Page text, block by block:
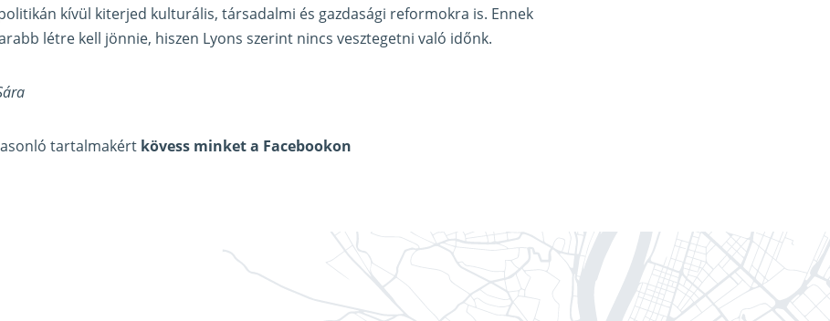
kívül kiterjed kulturális, társadalmi és gazdasági reformokra is. Ennek
létre kell jönnie, hiszen Lyons szerint nincs vesztegetni való időnk.
tartalmakért kövess minket a Facebookon